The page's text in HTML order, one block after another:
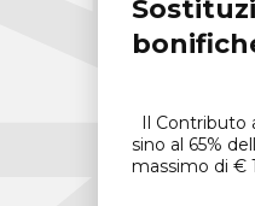
Il Contributo
sino al 65%
massimo di €